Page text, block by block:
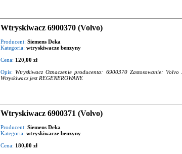
Wtryskiwacz 6900370 (Volvo)
Producent: Siemens Deka
Kategoria: wtryskiwacze benzyny
Cena: 120,00 zł
Opis: Wtryskiwacz Oznaczenie producenta: 6900370 Zastosowanie:
Wtryskiwacz jest REGENEROWANY.
Wtryskiwacz 6900371 (Volvo)
Producent: Siemens Deka
Kategoria: wtryskiwacze benzyny
Cena: 180,00 zł